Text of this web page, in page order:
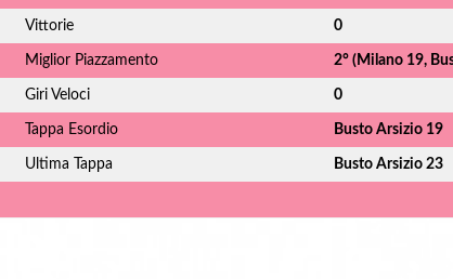
Vittorie 0
Miglior Piazzamento 2° (Milano 19,
Giri Veloci 0
Tappa Esordio Busto Arsizio 19
Ultima Tappa Busto Arsizio 23